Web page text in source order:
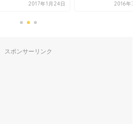
2017年1月24日 2016年3
スポンサーリンク